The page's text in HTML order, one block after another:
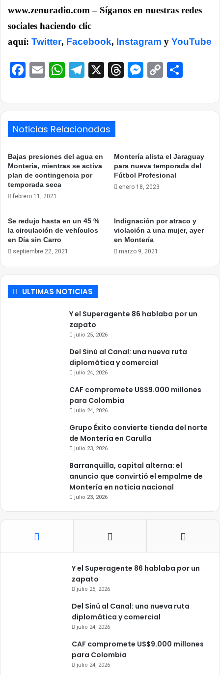
www.zenuradio.com – Síganos en nuestras redes
sociales haciendo clic
aquí: Twitter, Facebook, Instagram y YouTube
Facebook
EmailWhatsApp
Telegram
X ThreadsCopy
Noticias Relacionadas
Bajas presiones del agua en
Montería, mientras se activa
plan de contingencia por
temporada seca
febrero 11, 2021
Montería alista el Jaraguay
para nueva temporada del
Fútbol Profesional
enero 18, 2023
Se redujo hasta en un 45 %
la circulación de vehículos
en Día sin Carro
septiembre 22, 2021
Indignación por atraco y
violación a una mujer, ayer
en Montería
marzo 9, 2021
ULTIMAS NOTICIAS
Y el Superagente 86 hablaba por un
zapato
julio 25, 2026
Del Sinú al Canal: una nueva ruta
diplomática y comercial
julio 24, 2026
CAF compromete US$9.000 millones
para Colombia
julio 24, 2026
Grupo Éxito convierte tienda del norte
de Montería en Carulla
julio 23, 2026
Barranquilla, capital alterna: el
anuncio que convirtió el empalme de
Montería en noticia nacional
julio 23, 2026
Y el Superagente 86 hablaba por un
zapato
julio 25, 2026
Del Sinú al Canal: una nueva ruta
diplomática y comercial
julio 24, 2026
CAF compromete US$9.000 millones
para Colombia
julio 24, 2026